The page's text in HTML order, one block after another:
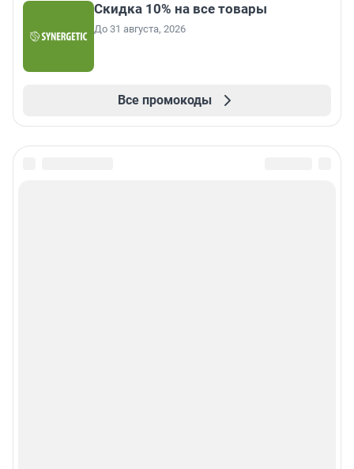
Скидка 10% на все товары
До 31 августа, 2026
Все промокоды